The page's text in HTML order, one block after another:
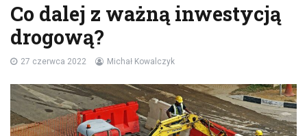
Co dalej z ważną inwestycją
drogową?
27 czerwca 2022 Michał Kowalczyk